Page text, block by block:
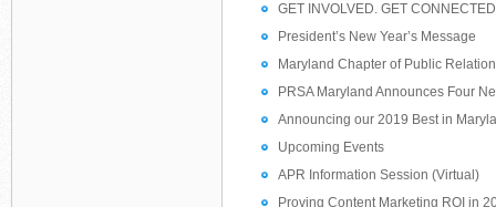
GET INVOLVED. GET
President’s New Year’s Message
Maryland Chapter of Public
PRSA Maryland Announces Four
Announcing our 2019 Best in
Upcoming Events
APR Information Session (Virtual)
Proving Content Marketing ROI in